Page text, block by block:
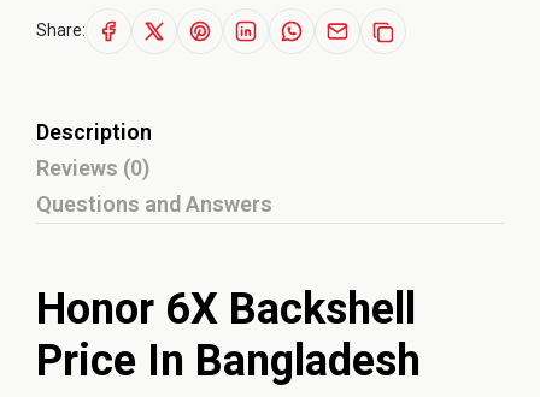
Share:
Description
Reviews (0)
Questions and Answers
Honor 6X Backshell
Price In Bangladesh